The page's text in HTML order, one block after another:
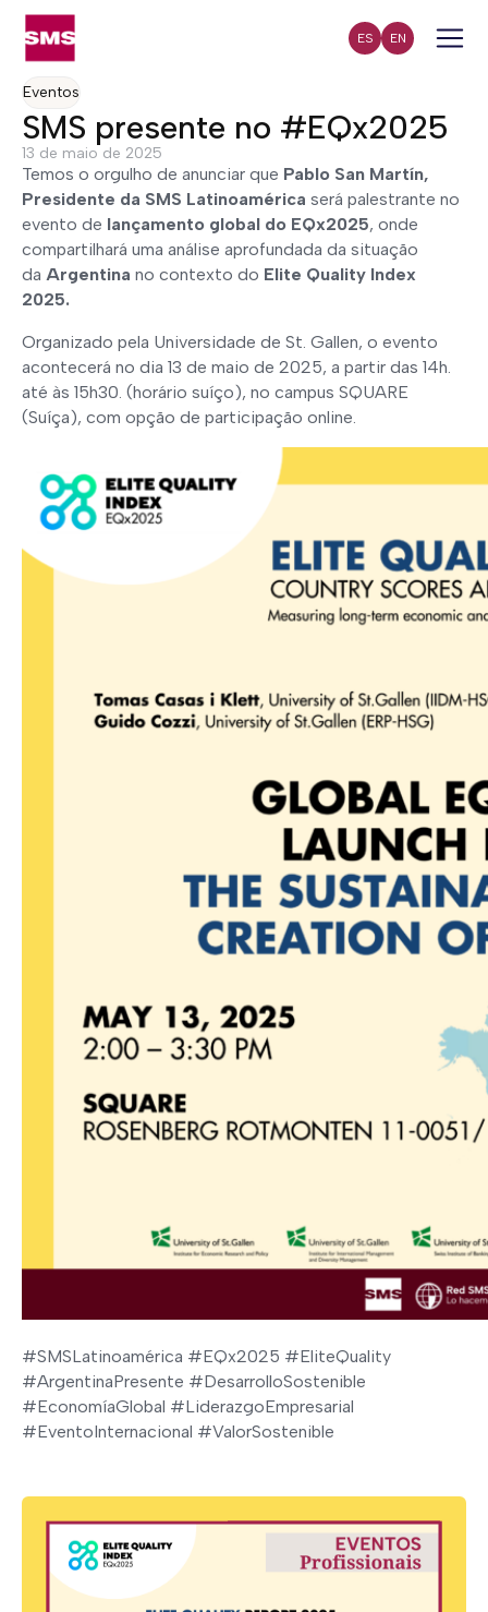
ES EN
Eventos
SMS presente no #EQx2025
13 de maio de 2025
Temos o orgulho de anunciar que Pablo San Martín,
Presidente da SMS Latinoamérica será palestrante no
evento de lançamento global do EQx2025, onde
compartilhará uma análise aprofundada da situação
da Argentina no contexto do Elite Quality Index
2025.
Organizado pela Universidade de St. Gallen, o evento
acontecerá no dia 13 de maio de 2025, a partir das 14h.
até às 15h30. (horário suíço), no campus SQUARE
(Suíça), com opção de participação online.
#SMSLatinoamérica #EQx2025 #EliteQuality
#ArgentinaPresente #DesarrolloSostenible
#EconomíaGlobal #LiderazgoEmpresarial
#EventoInternacional #ValorSostenible